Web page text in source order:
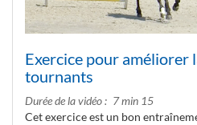
Exercice pour améliorer
tournants
Durée de la vidéo
7 min 15
Cet exercice est un bon